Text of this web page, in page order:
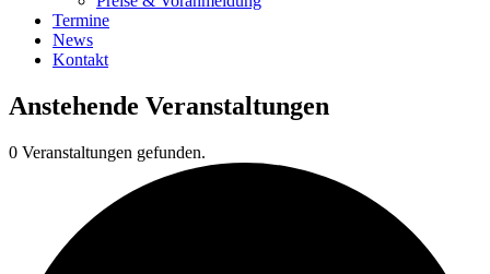
Termine
News
Kontakt
Anstehende Veranstaltungen
0 Veranstaltungen gefunden.